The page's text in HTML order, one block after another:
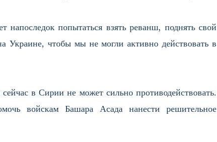
попытаться взять реванш, поднять свой
Украине, чтобы мы не могли активно действовать в
в Сирии не может сильно противодействовать.
войскам Башара Асада нанести решительное